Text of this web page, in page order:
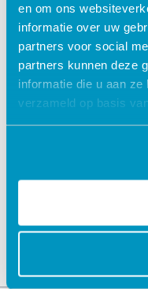
en om ons
informatie over uw
partners voor social
partners kunnen deze
informatie die u aan
verzameld op basis
Jouw data